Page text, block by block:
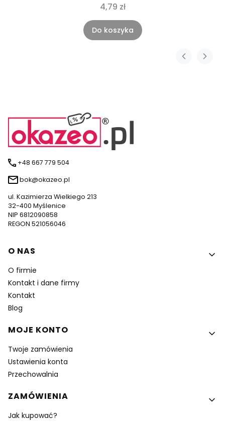
4,79 zł
Do koszyka
+48 667 779 504
bok@okazeo.pl
ul. Kazimierza Wielkiego 213
32-400 Myślenice
NIP 6812090858
REGON 521056046
Linki w stopce
O NAS
O firmie
Kontakt i dane firmy
Kontakt
Blog
MOJE KONTO
Twoje zamówienia
Ustawienia konta
Przechowalnia
ZAMÓWIENIA
Jak kupować?